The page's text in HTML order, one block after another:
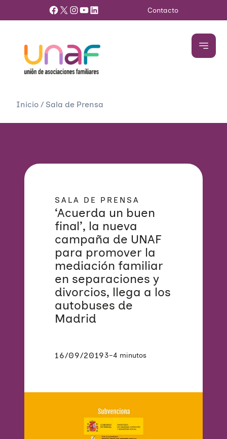
Facebook X InstagramYouTube LinkedIn Contacto
Inicio / Sala de Prensa
SALA DE PRENSA
‘Acuerda un buen
final’, la nueva
campaña de UNAF
para promover la
mediación familiar
en separaciones y
divorcios, llega a los
autobuses de
Madrid
16/09/20193–4 minutos